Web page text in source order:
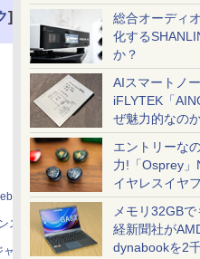
総合オーディ
化する
か？
AIスマートノ
iFLYTEK「
ぜ魅力的なの
エントリーな
力!「Osprey」
イヤレスイヤ
一気に聴く
メモリ32GB
経新聞社が
dynabookを2
]
スニュース
ーナル
ICE
天海社
Comic curea
impress